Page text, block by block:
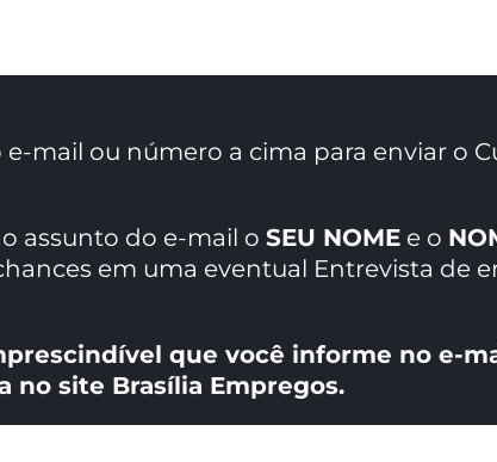
e-mail ou número a cima para enviar o
assunto do e-mail oSEU NOME e o
em uma eventual Entrevista de
que você informe no e-
no site Brasília Empregos.